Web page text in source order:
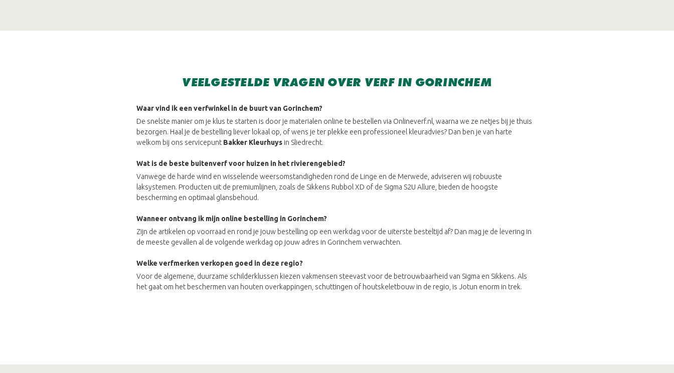
VEELGESTELDE VRAGEN OVER VERF IN GORINCHEM
Waar vind ik een verfwinkel in de buurt van Gorinchem?
De snelste manier om je klus te starten is door je materialen online te bestellen via Onlineverf.nl, waarna we ze netjes bij je thuis
bezorgen. Haal je de bestelling liever lokaal op, of wens je ter plekke een professioneel kleuradvies? Dan ben je van harte
welkom bij ons servicepunt Bakker Kleurhuys in Sliedrecht.
Wat is de beste buitenverf voor huizen in het rivierengebied?
Vanwege de harde wind en wisselende weersomstandigheden rond de Linge en de Merwede, adviseren wij robuuste
laksystemen. Producten uit de premiumlijnen, zoals de Sikkens Rubbol XD of de Sigma S2U Allure, bieden de hoogste
bescherming en optimaal glansbehoud.
Wanneer ontvang ik mijn online bestelling in Gorinchem?
Zijn de artikelen op voorraad en rond je jouw bestelling op een werkdag voor de uiterste besteltijd af? Dan mag je de levering in
de meeste gevallen al de volgende werkdag op jouw adres in Gorinchem verwachten.
Welke verfmerken verkopen goed in deze regio?
Voor de algemene, duurzame schilderklussen kiezen vakmensen steevast voor de betrouwbaarheid van Sigma en Sikkens. Als
het gaat om het beschermen van houten overkappingen, schuttingen of houtskeletbouw in de regio, is Jotun enorm in trek.